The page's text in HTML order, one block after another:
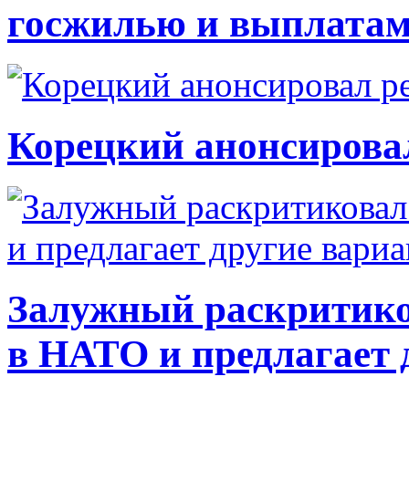
госжилью и
Корецкий
Залужный
в НАТО и предлагает